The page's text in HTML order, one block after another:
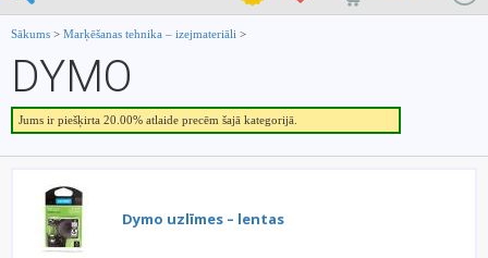
Sākums > Marķēšanas tehnika – izejmateriāli >
DYMO
Jums ir piešķirta 20.00% atlaide precēm šajā kategorijā.
Dymo uzlīmes – lentas